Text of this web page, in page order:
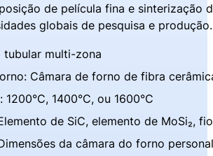
de película fina e sinterização
globais de pesquisa e
tubular multi-zona
Câmara de forno de fibra
1200°C, 1400°C, ou 1600°C
de SiC, elemento de MoSi₂,
da câmara do forno